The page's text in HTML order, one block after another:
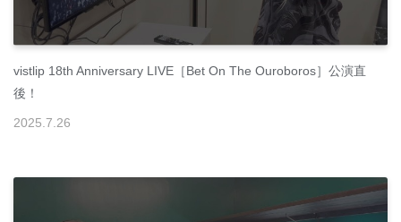
vistlip 18th Anniversary LIVE［Bet On The Ouroboros］公演直
後！
2025 7 26